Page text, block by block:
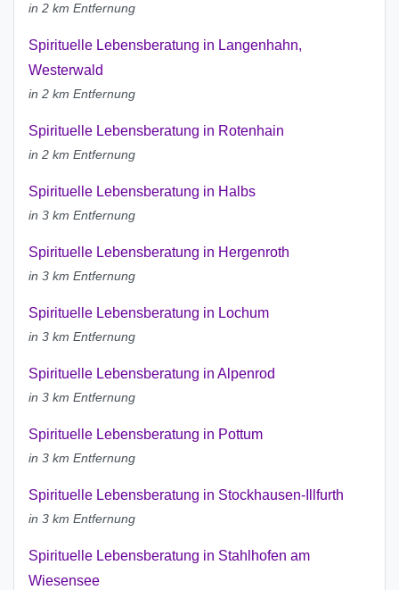
in 2 km Entfernung
Spirituelle Lebensberatung in Langenhahn,
Westerwald
in 2 km Entfernung
Spirituelle Lebensberatung in Rotenhain
in 2 km Entfernung
Spirituelle Lebensberatung in Halbs
in 3 km Entfernung
Spirituelle Lebensberatung in Hergenroth
in 3 km Entfernung
Spirituelle Lebensberatung in Lochum
in 3 km Entfernung
Spirituelle Lebensberatung in Alpenrod
in 3 km Entfernung
Spirituelle Lebensberatung in Pottum
in 3 km Entfernung
Spirituelle Lebensberatung in Stockhausen-Illfurth
in 3 km Entfernung
Spirituelle Lebensberatung in Stahlhofen am
Wiesensee